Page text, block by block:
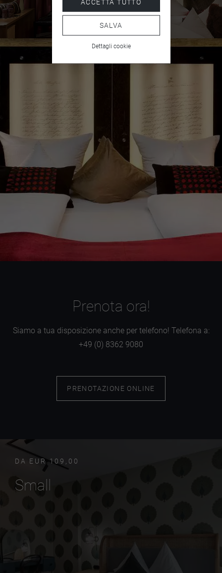
Accappatoio
Doccia e vasca
Prenota ora!
Siamo a tua disposizione anche per telefono! Telefona a:
+49 (0) 8362 9080
PRENOTAZIONE ONLINE
DA EUR 109,00
Small
ACCETTA TUTTO
SALVA
Dettagli cookie